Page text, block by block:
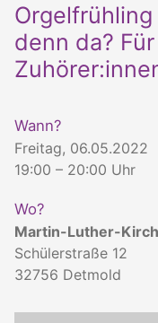
denn da?
Wann?
Freitag, 06.05.2022
19:00 – 20:00 Uhr
Wo?
Martin-Luther-
Schülerstraße 12
32756 Detmold